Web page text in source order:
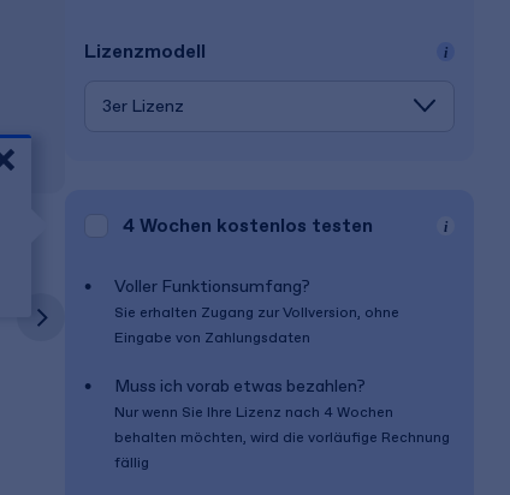
Lizenz­modell
4 Wochen kostenlos testen
Voller Funktionsumfang?
Sie erhalten Zugang zur Vollversion, ohne
Eingabe von Zahlungsdaten
Muss ich vorab etwas bezahlen?
Nur wenn Sie Ihre Lizenz nach 4 Wochen
behalten möchten, wird die vorläufige Rechnung
fällig